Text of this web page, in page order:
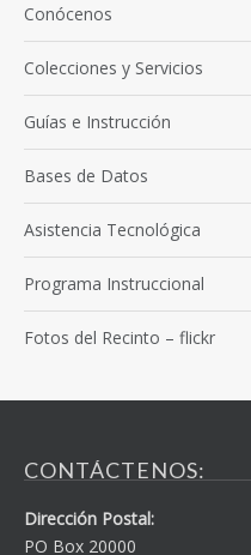
Conócenos
Colecciones y Servicios
Guías e Instrucción
Bases de Datos
Asistencia Tecnológica
Programa Instruccional
Fotos del Recinto – flickr
CONTÁCTENOS:
Dirección Postal:
PO Box 20000